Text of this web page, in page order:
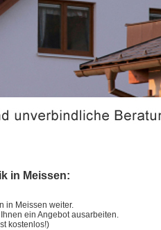
in Meissen:
in Meissen weiter.
ein Angebot ausarbeiten.
kostenlos!)